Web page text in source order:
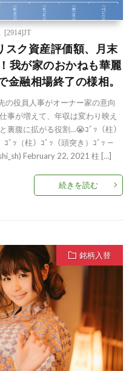
[2914]JT
スク資産評価額、月末
我が家のおかねも華麗
融相場終了の様相。
の役員人事がオーナー家の意向
事が増えて、年収は変わり映え
裏腹に拡がる役割…😭ｺﾞｯ（柱）
ｺﾞｯ（柱）ｺﾞｯ（頭突き）ｺﾞｯ —
February 22, 2021 柱 […]
続きを読む
銘柄入替